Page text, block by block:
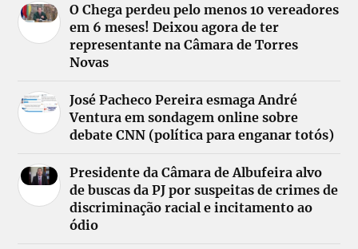
O Chega perdeu pelo menos 10 vereadores
em 6 meses! Deixou agora de ter
representante na Câmara de Torres
Novas
José Pacheco Pereira esmaga André
Ventura em sondagem online sobre
debate CNN (política para enganar totós)
Presidente da Câmara de Albufeira alvo
de buscas da PJ por suspeitas de crimes de
discriminação racial e incitamento ao
ódio